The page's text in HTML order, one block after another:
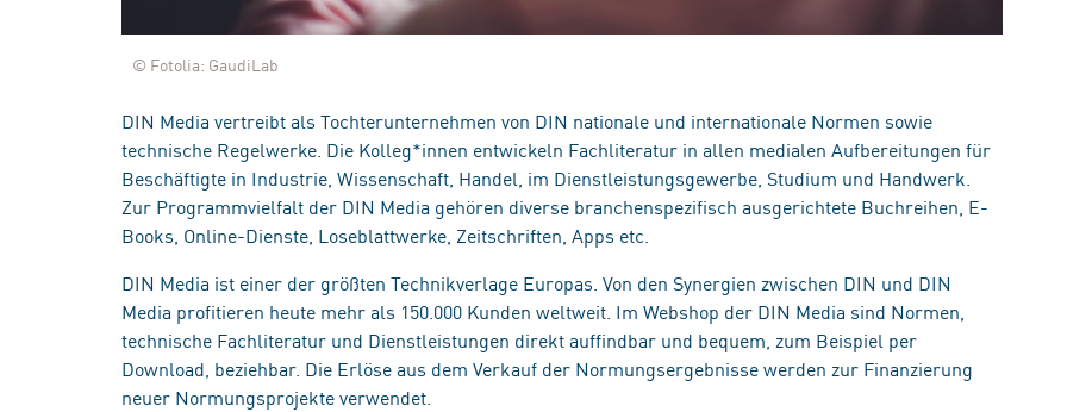
© Fotolia: GaudiLab
DIN Media vertreibt als Tochterunternehmen von DIN nationale und internationale Normen sowie
technische Regelwerke. Die Kolleg*innen entwickeln Fachliteratur in allen medialen Aufbereitungen für
Beschäftigte in Industrie, Wissenschaft, Handel, im Dienstleistungsgewerbe, Studium und Handwerk.
Zur Programmvielfalt der DIN Media gehören diverse branchenspezifisch ausgerichtete Buchreihen, E-
Books, Online-Dienste, Loseblattwerke, Zeitschriften, Apps etc.
DIN Media ist einer der größten Technikverlage Europas. Von den Synergien zwischen DIN und DIN
Media profitieren heute mehr als 150.000 Kunden weltweit. Im Webshop der DIN Media sind Normen,
technische Fachliteratur und Dienstleistungen direkt auffindbar und bequem, zum Beispiel per
Download, beziehbar. Die Erlöse aus dem Verkauf der Normungsergebnisse werden zur Finanzierung
neuer Normungsprojekte verwendet.